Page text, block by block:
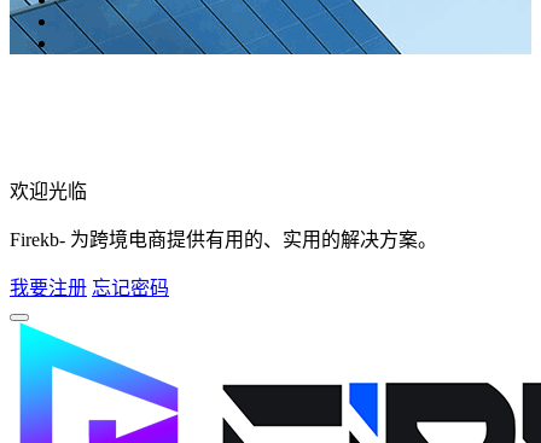
欢迎光临
Firekb- 为跨境电商提供有用的、实用的解决方案。
我要注册 忘记密码